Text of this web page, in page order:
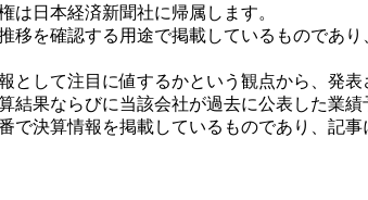
は日本経済新聞社に帰属します。
移を確認する用途で掲載しているものであ
として注目に値するかという観点から、発
結果ならびに当該会社が過去に公表した業
で決算情報を掲載しているものであり、記